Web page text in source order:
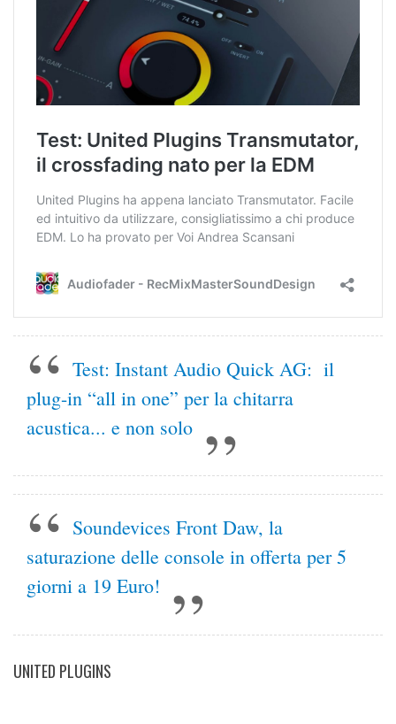
Test: Instant Audio Quick AG: il
plug-in “all in one” per la chitarra
acustica... e non solo
Soundevices Front Daw, la
saturazione delle console in offerta per 5
giorni a 19 Euro!
UNITED PLUGINS